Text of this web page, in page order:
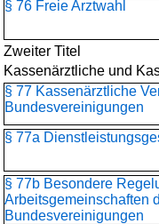
§ 76 Freie Arztwahl
Zweiter Titel
Kassenärztliche und
§ 77 Kassenärztliche
Bundesvereinigungen
§ 77a
§ 77b Besondere
Arbeitsgemeinschaften
Bundesvereinigungen